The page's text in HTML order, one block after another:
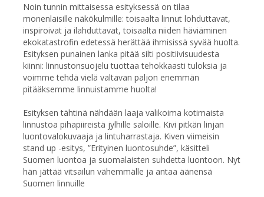
Noin tunnin mittaisessa esityksessä on tilaa
monenlaisille näkökulmille: toisaalta linnut lohduttavat,
inspiroivat ja ilahduttavat, toisaalta niiden häviäminen
ekokatastrofin edetessä herättää ihmisissä syvää huolta.
Esityksen punainen lanka pitää silti positiivisuudesta
kiinni: linnustonsuojelu tuottaa tehokkaasti tuloksia ja
voimme tehdä vielä valtavan paljon enemmän
pitääksemme linnuistamme huolta!
Esityksen tähtinä nähdään laaja valikoima kotimaista
linnustoa pihapiireistä jylhille saloille. Kivi pitkän linjan
luontovalokuvaaja ja lintuharrastaja. Kiven viimeisin
stand up -esitys, ”Erityinen luontosuhde”, käsitteli
Suomen luontoa ja suomalaisten suhdetta luontoon. Nyt
hän jättää vitsailun vähemmälle ja antaa äänensä
Suomen linnuille